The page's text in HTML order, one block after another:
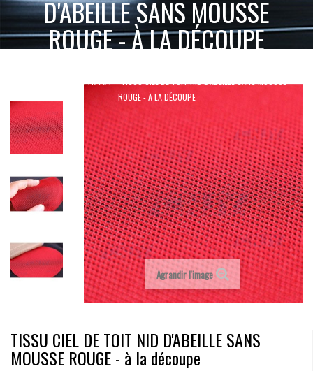
D'ABEILLE SANS MOUSSE
ROUGE - À LA DÉCOUPE
TISSUS & ALCANTARA
ROUGE - À LA DÉCOUPE
Agrandir l'image
TISSU CIEL DE TOIT NID D'ABEILLE SANS
MOUSSE ROUGE - à la découpe